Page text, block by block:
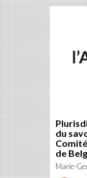
du
de
Marie-